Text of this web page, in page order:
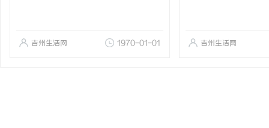
吉州生活网 1970-01-01 吉州生活网